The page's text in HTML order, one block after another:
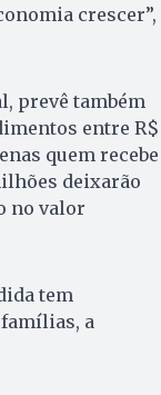
crescer”,
prevê também
entre R$
quem recebe
deixarão
no valor
tem
a